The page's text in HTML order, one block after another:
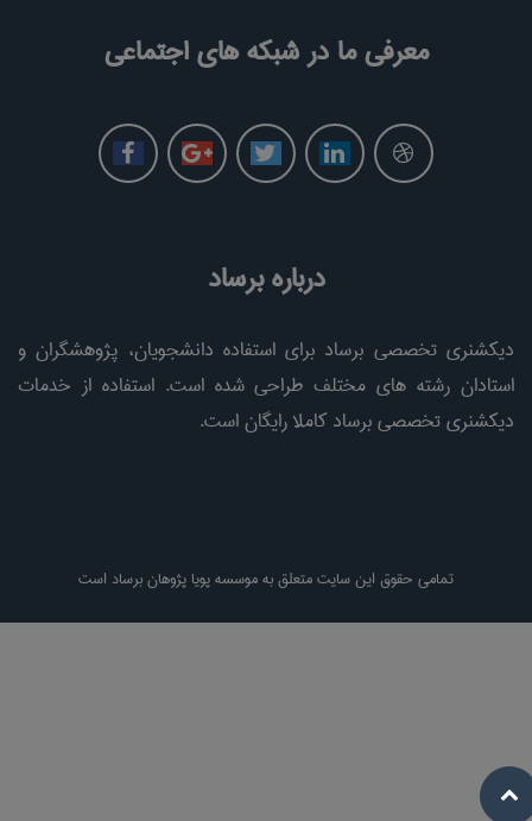
معرفی ما در شبکه های اجتماعی
درباره برساد
دیکشنری تخصصی برساد برای استفاده دانشجویان، پژوهشگران و
استادان رشته های مختلف طراحی شده است. استفاده از خدمات
دیکشنری تخصصی برساد کاملا رایگان است.
تمامی حقوق این سایت متعلق به موسسه پویا پژوهان برساد است